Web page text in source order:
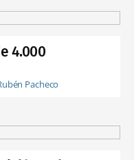
4.000
Pacheco